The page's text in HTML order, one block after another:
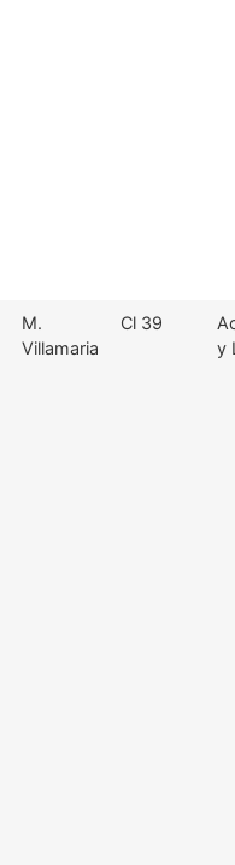
M.
Villamaria
Cl 39
y